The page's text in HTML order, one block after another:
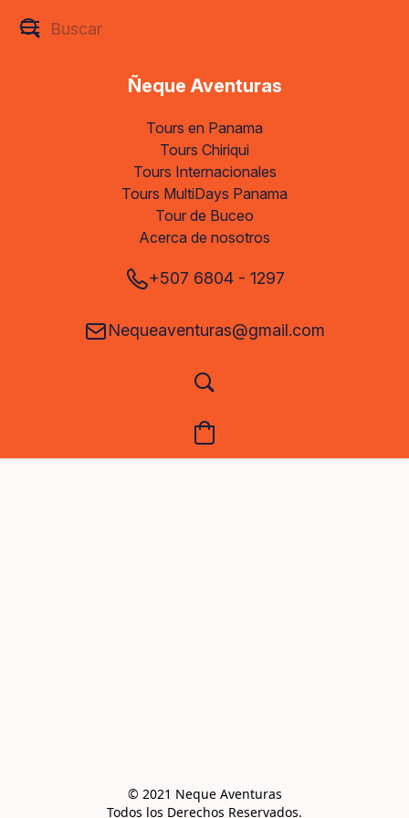
Ñeque Aventuras
Tours en Panama
Tours Chiriqui
Tours Internacionales
Tours MultiDays Panama
Tour de Buceo
Acerca de nosotros
+507 6804 - 1297
Nequeaventuras@gmail.com
© 2021 Neque Aventuras
Todos los Derechos Reservados.